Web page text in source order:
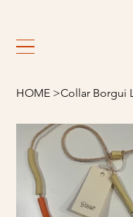
HOME >Collar Borgui